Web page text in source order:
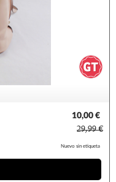
10,00 €
29,99 €
Nuevo sin etiqueta